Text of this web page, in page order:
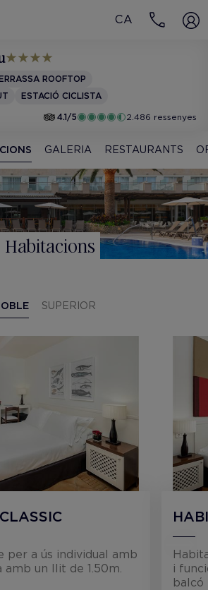
CA
ROOFTOP
ESTACIÓ CICLISTA
4.1/5
2.486 ressenyes
GALERIA RESTAURANTS
Habitacions
SUPERIOR
per a ús individual amb
amb un llit de 1.50m.
i
balcó